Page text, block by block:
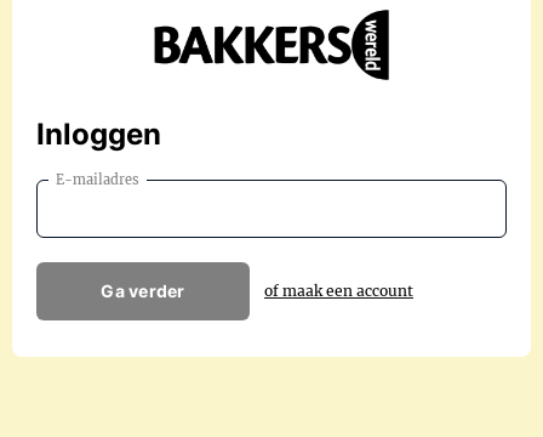
Inloggen
E-mailadres
Ga verder of maak een account